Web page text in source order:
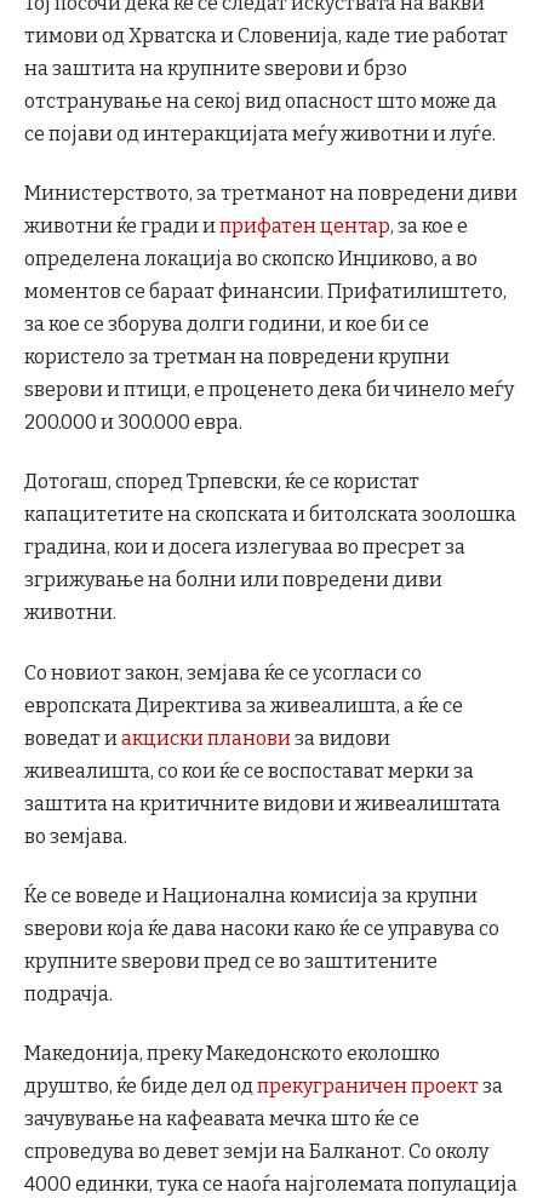
тимови од Хрватска и Словенија, каде тие работат
на заштита на крупните ѕверови и брзо
отстранување на секој вид опасност што може да
се појави од интеракцијата меѓу животни и луѓе.
Министерството, за третманот на повредени диви
животни ќе гради иприфатен центар, за кое е
определена локација во скопско Инџиково, а во
моментов се бараат финансии. Прифатилиштето,
за кое се зборува долги години, и кое би се
користело за третман на повредени крупни
ѕверови и птици, е проценето дека би чинело меѓу
200.000 и 300.000 евра.
Дотогаш, според Трпевски, ќе се користат
капацитетите на скопската и битолската зоолошка
градина, кои и досега излегуваа во пресрет за
згрижување на болни или повредени диви
животни.
Со новиот закон, земјава ќе се усогласи со
европската Директива за живеалишта, а ќе се
воведат иакциски плановиза видови
живеалишта, со кои ќе се воспостават мерки за
заштита на критичните видови и живеалиштата
во земјава.
Ќе се воведе и Национална комисија за крупни
ѕверови која ќе дава насоки како ќе се управува со
крупните ѕверови пред се во заштитените
подрачја.
Македонија, преку Македонското еколошко
друштво, ќе биде дел одпрекуграничен проектза
зачувување на кафеавата мечка што ќе се
спроведува во девет земји на Балканот. Со околу
4000 единки, тука се наоѓа најголемата популација